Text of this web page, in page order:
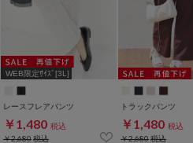
WEB限定ｻｲｽﾞ[3L]
レースフレアパンツ
￥1,480 税込
￥2,680税込
トラックパンツ
￥1,480 税込
￥2,680税込